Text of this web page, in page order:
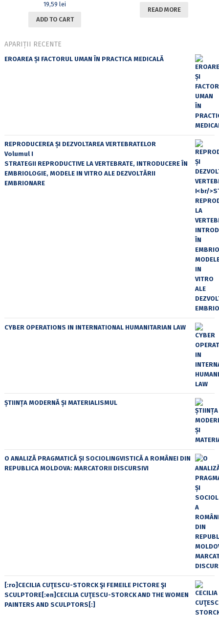
19,59lei
ADD TO CART
READ MORE
APARIȚII RECENTE
EROAREA ȘI FACTORUL UMAN ÎN PRACTICA MEDICALĂ
REPRODUCEREA ȘI DEZVOLTAREA VERTEBRATELOR
Volumul I
STRATEGII REPRODUCTIVE LA VERTEBRATE, INTRODUCERE ÎN
EMBRIOLOGIE, MODELE IN VITRO ALE DEZVOLTĂRII
EMBRIONARE
CYBER OPERATIONS IN INTERNATIONAL HUMANITARIAN LAW
ȘTIINȚA MODERNĂ ȘI MATERIALISMUL
O ANALIZĂ PRAGMATICĂ ȘI SOCIOLINGVISTICĂ A ROMÂNEI DIN
REPUBLICA MOLDOVA: MARCATORII DISCURSIVI
[:ro]CECILIA CUŢESCU-STORCK ŞI FEMEILE PICTORE ŞI
SCULPTORE[:en]CECILIA CUŢESCU-STORCK AND THE WOMEN
PAINTERS AND SCULPTORS[:]